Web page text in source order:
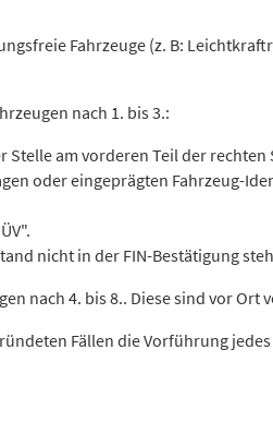
Fahrzeuge (z. B:
nach 1. bis 3.:
Stelle am vorderen Teil der
oder eingeprägten Fahrzeug-
nicht in der FIN-Bestätigung
nach 4. bis 8.. Diese sind vor Ort
Fällen die Vorführung